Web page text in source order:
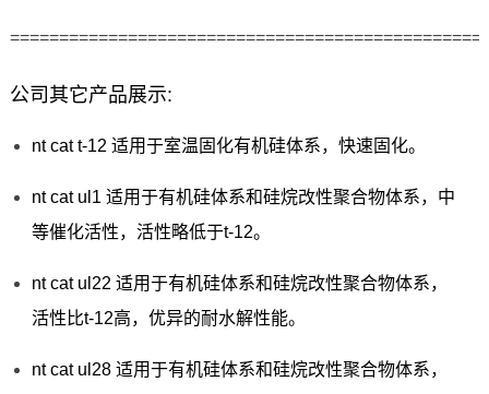
公司其它产品展示:
nt cat t-12 适用于室温固化有机硅体系，快速固化。
nt cat ul1 适用于有机硅体系和硅烷改性聚合物体系，中
等催化活性，活性略低于t-12。
nt cat ul22 适用于有机硅体系和硅烷改性聚合物体系，
活性比t-12高，优异的耐水解性能。
nt cat ul28 适用于有机硅体系和硅烷改性聚合物体系，